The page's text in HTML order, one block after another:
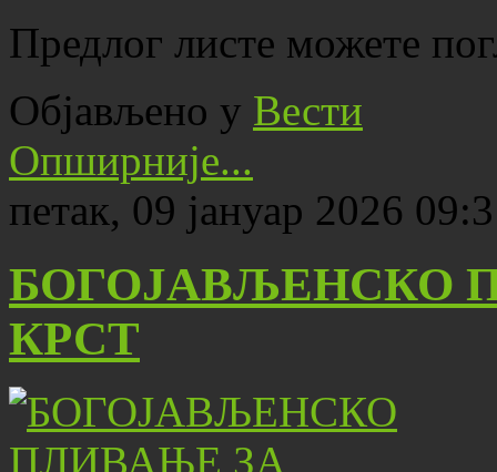
Предлог листе можете
Објављено у Вести
Опширније...
петак, 09 јануар 2026
БОГОЈАВЉЕНСКО
КРСТ